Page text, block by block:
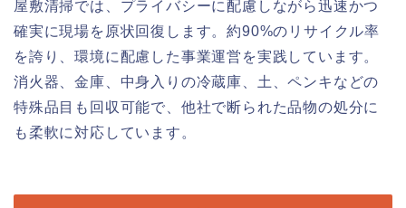
屋敷清掃では、プライバシーに配慮しながら迅速かつ
確実に現場を原状回復します。約90%のリサイクル率
を誇り、環境に配慮した事業運営を実践しています。
消火器、金庫、中身入りの冷蔵庫、土、ペンキなどの
特殊品目も回収可能で、他社で断られた品物の処分に
も柔軟に対応しています。